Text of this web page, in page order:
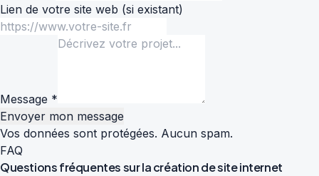
Lien de votre site web (si existant)
Message *
Envoyer mon message
Vos données sont protégées. Aucun spam.
FAQ
Questions fréquentes sur lacréation de site internet